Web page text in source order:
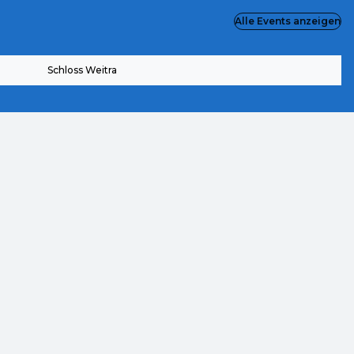
Schloss Weitra
Alle Events anzeigen